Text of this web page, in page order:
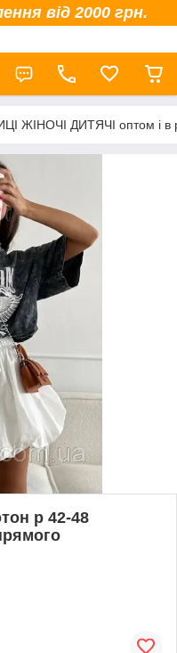
від 2000 грн.
ЖІНОЧІ ДИТЯЧІ оптом і в
р 42-48